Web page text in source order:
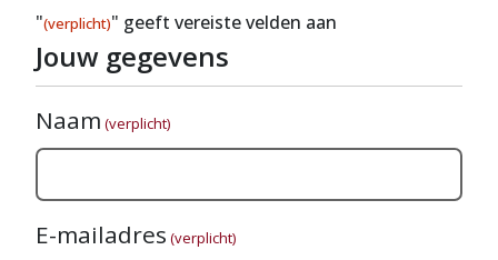
"(verplicht)" geeft vereiste velden aan
Jouw gegevens
Naam (verplicht)
E-mailadres (verplicht)